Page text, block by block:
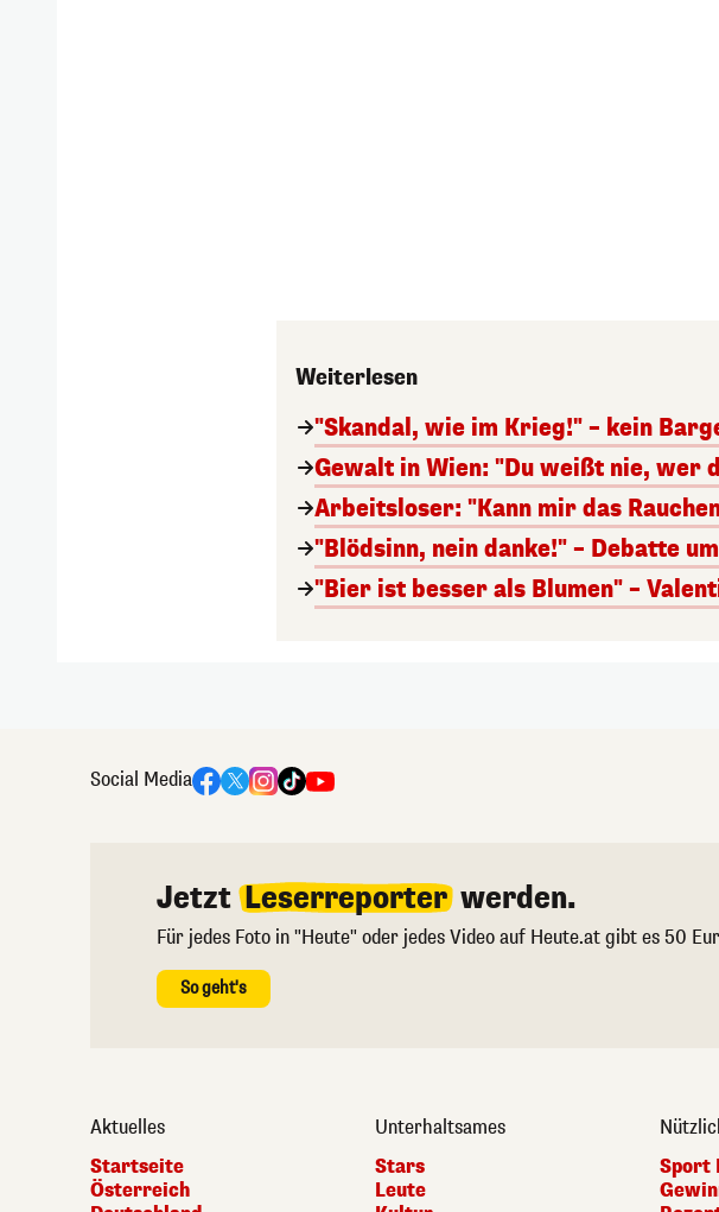
Weiterlesen
"Skandal, wie im Krieg!" – kein
Gewalt in Wien: "Du weißt nie, wer
Arbeitsloser: "Kann mir das
"Blödsinn, nein danke!" – Debatte
"Bier ist besser als Blumen" –
Social Media
Jetzt Leserreporter werden.
Für jedes Foto in "Heute" oder jedes Video auf Heute.at gibt es 50
So geht's
Aktuelles
Startseite
Österreich
Unterhaltsames
Stars
Leute
Sport